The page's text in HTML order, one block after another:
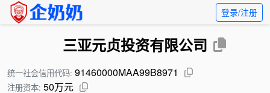
登录/注册
三亚元贞投资有限公司
统一社会信用代码: 91460000MAA99B8971
注册资本: 50万元